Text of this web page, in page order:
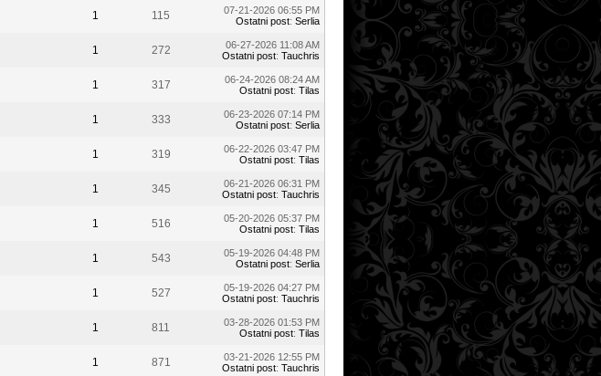
1 115
07-21-2026 06:55 PM
Ostatni post: Serlia
1 272
06-27-2026 11:08 AM
Ostatni post: Tauchris
1 317
06-24-2026 08:24 AM
Ostatni post: Tilas
1 333
06-23-2026 07:14 PM
Ostatni post: Serlia
1 319
06-22-2026 03:47 PM
Ostatni post: Tilas
1 345
06-21-2026 06:31 PM
Ostatni post: Tauchris
1 516
05-20-2026 05:37 PM
Ostatni post: Tilas
1 543
05-19-2026 04:48 PM
Ostatni post: Serlia
1 527
05-19-2026 04:27 PM
Ostatni post: Tauchris
1 811
03-28-2026 01:53 PM
Ostatni post: Tilas
1 871
03-21-2026 12:55 PM
Ostatni post: Tauchris